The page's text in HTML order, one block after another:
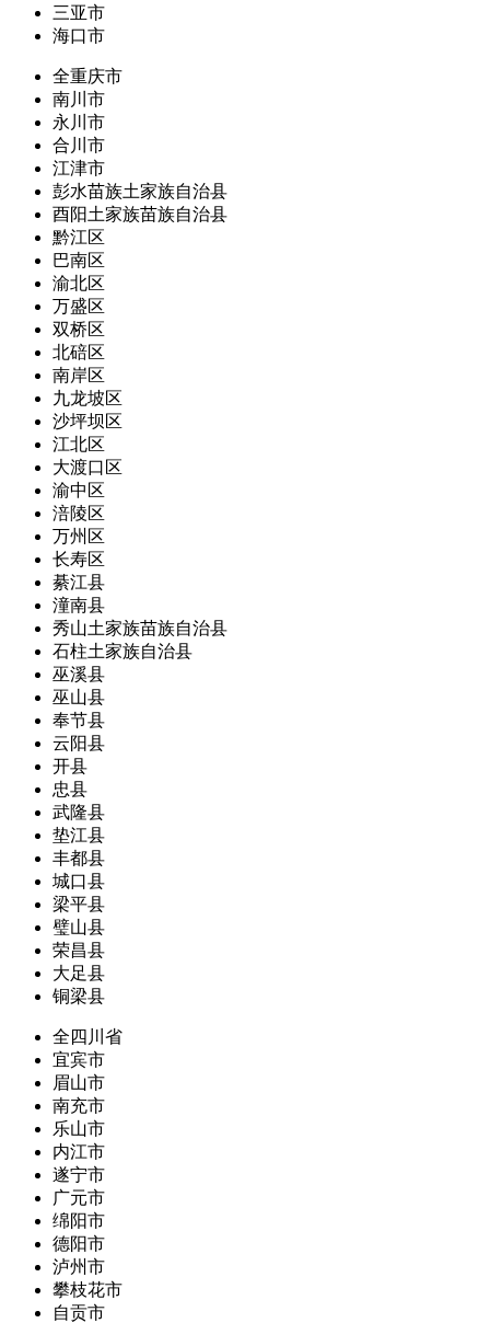
三亚市
海口市
全重庆市
南川市
永川市
合川市
江津市
彭水苗族土家族自治县
酉阳土家族苗族自治县
黔江区
巴南区
渝北区
万盛区
双桥区
北碚区
南岸区
九龙坡区
沙坪坝区
江北区
大渡口区
渝中区
涪陵区
万州区
长寿区
綦江县
潼南县
秀山土家族苗族自治县
石柱土家族自治县
巫溪县
巫山县
奉节县
云阳县
开县
忠县
武隆县
垫江县
丰都县
城口县
梁平县
璧山县
荣昌县
大足县
铜梁县
全四川省
宜宾市
眉山市
南充市
乐山市
内江市
遂宁市
广元市
绵阳市
德阳市
泸州市
攀枝花市
自贡市